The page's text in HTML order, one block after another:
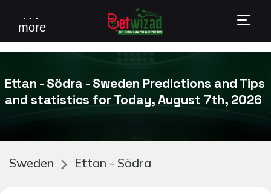
. . .
more
Ettan - Södra - Sweden Predictions and Tips
and statistics for Today, August 7th, 2026
Sweden Ettan - Södra